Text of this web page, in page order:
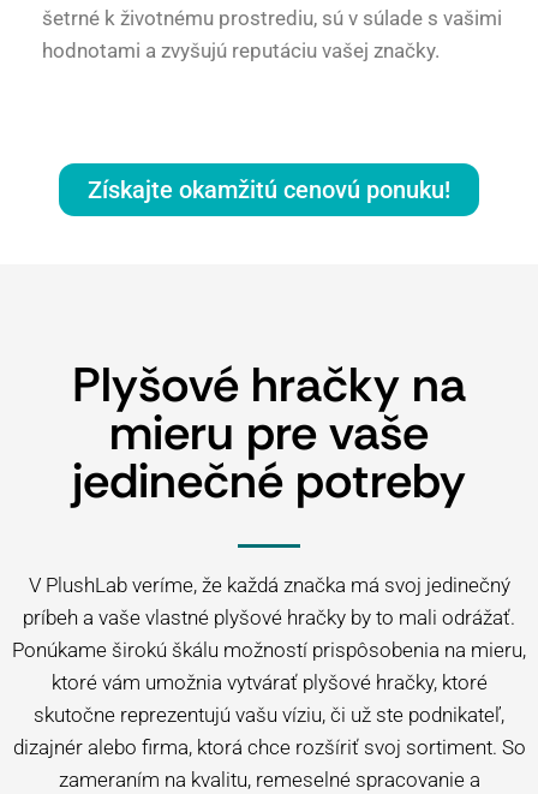
šetrné k životnému prostrediu, sú v súlade s vašimi
hodnotami a zvyšujú reputáciu vašej značky.
Získajte okamžitú cenovú ponuku!
Plyšové hračky na
mieru pre vaše
jedinečné potreby
V PlushLab veríme, že každá značka má svoj jedinečný
príbeh a vaše vlastné plyšové hračky by to mali odrážať.
Ponúkame širokú škálu možností prispôsobenia na mieru,
ktoré vám umožnia vytvárať plyšové hračky, ktoré
skutočne reprezentujú vašu víziu, či už ste podnikateľ,
dizajnér alebo firma, ktorá chce rozšíriť svoj sortiment. So
zameraním na kvalitu, remeselné spracovanie a